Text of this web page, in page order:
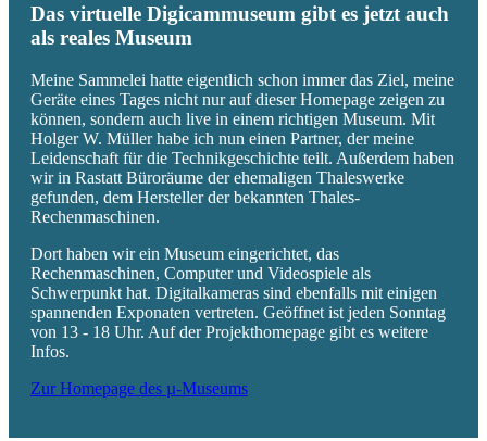
Das virtuelle Digicammuseum gibt es jetzt auch
als reales Museum
Meine Sammelei hatte eigentlich schon immer das Ziel, meine
Geräte eines Tages nicht nur auf dieser Homepage zeigen zu
können, sondern auch live in einem richtigen Museum. Mit
Holger W. Müller habe ich nun einen Partner, der meine
Leidenschaft für die Technikgeschichte teilt. Außerdem haben
wir in Rastatt Büroräume der ehemaligen Thaleswerke
gefunden, dem Hersteller der bekannten Thales-
Rechenmaschinen.
Dort haben wir ein Museum eingerichtet, das
Rechenmaschinen, Computer und Videospiele als
Schwerpunkt hat. Digitalkameras sind ebenfalls mit einigen
spannenden Exponaten vertreten. Geöffnet ist jeden Sonntag
von 13 - 18 Uhr. Auf der Projekthomepage gibt es weitere
Infos.
Zur Homepage des µ-Museums